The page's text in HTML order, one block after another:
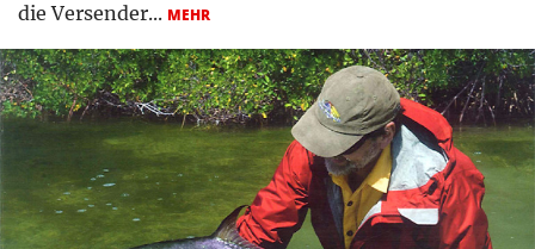
die Versender... MEHR